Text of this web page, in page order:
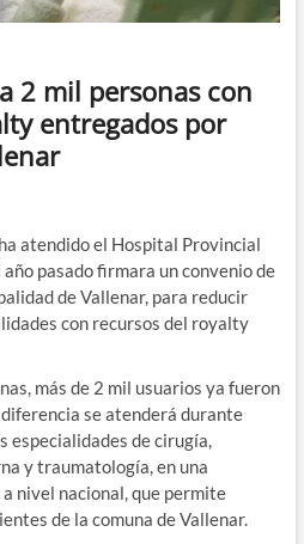
2 mil personas con
entregados por
atendido el Hospital Provincial
pasado firmara un convenio de
de Vallenar, para reducir
con recursos del royalty
más de 2 mil usuarios ya fueron
se atenderá durante
especialidades de cirugía,
y traumatología, en una
nivel nacional, que permite
de la comuna de Vallenar.